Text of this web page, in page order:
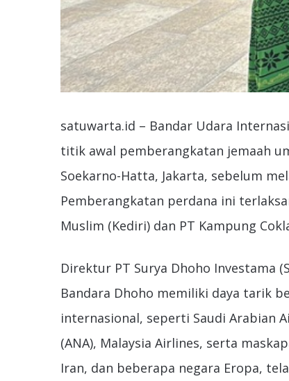
satuwarta.id – Bandar Udara
titik awal pemberangkatan jemaah
Soekarno-Hatta, Jakarta, sebelum
Pemberangkatan perdana ini
Muslim (Kediri) dan PT Kampung
Direktur PT Surya Dhoho Investama
Bandara Dhoho memiliki daya tarik
internasional, seperti Saudi Arabian
(ANA), Malaysia Airlines, serta
Iran, dan beberapa negara Eropa,